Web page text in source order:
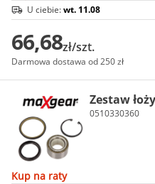
U ciebie:wt. 11.08
66,68zł/szt.
Darmowa dostawa od 250 zł
Zestaw
0510330360
Kup na raty